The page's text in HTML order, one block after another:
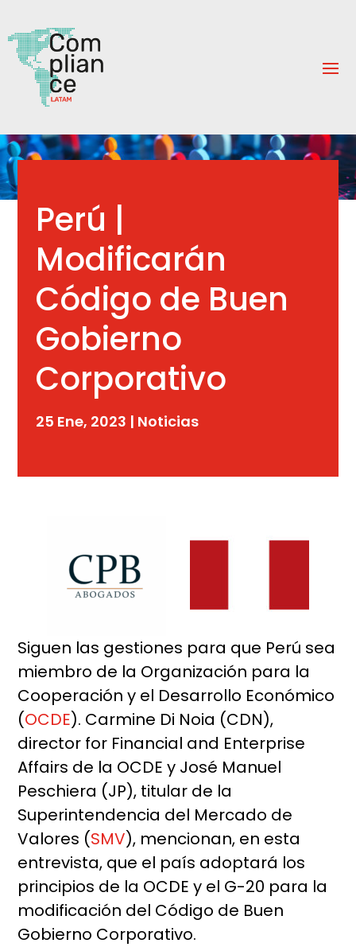
Perú |
Modificarán
Código de Buen
Gobierno
Corporativo
25 Ene, 2023 | Noticias
Siguen las gestiones para que Perú sea
miembro de la Organización para la
Cooperación y el Desarrollo Económico
(OCDE). Carmine Di Noia (CDN),
director for Financial and Enterprise
Affairs de la OCDE y José Manuel
Peschiera (JP), titular de la
Superintendencia del Mercado de
Valores (SMV), mencionan, en esta
entrevista, que el país adoptará los
principios de la OCDE y el G-20 para la
modificación del Código de Buen
Gobierno Corporativo.